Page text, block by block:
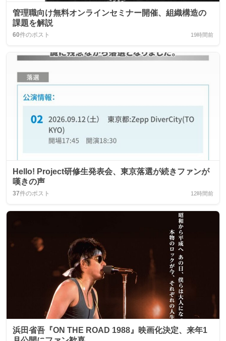
管理職向け無料オンラインセミナー開催、組織構造の
課題を解説
60件のポスト 19時間前
Hello! Project研修生発表会、東京落選が続きファンが
嘆きの声
37件のポスト 12時間前
浜田省吾『ON THE ROAD 1988』映画化決定、来年1